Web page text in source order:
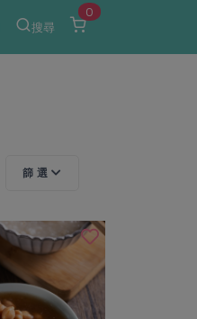
搜尋
0
篩 選